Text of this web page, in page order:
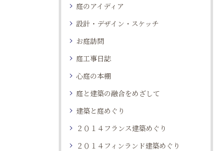
庭のアイディア
設計・デザイン・スケッチ
お庭訪問
庭工事日誌
心庭の本棚
庭と建築の融合をめざして
建築と庭めぐり
２０１４フランス建築めぐり
２０１４フィンランド建築めぐり